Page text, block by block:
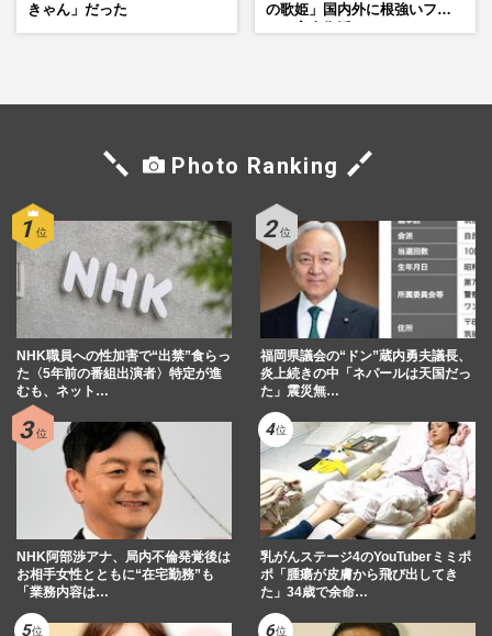
きゃん」だった
の歌姫」国内外に根強いファ
Photo Ranking
NHK職員への性加害で“出禁”食らっ
た〈5年前の番組出演者〉特定が進
むも、ネット…
福岡県議会の“ドン”蔵内勇夫議長、
炎上続きの中「ネパールは天国だっ
た」震災無…
NHK阿部渉アナ、局内不倫発覚後は
お相手女性とともに“在宅勤務”も
「業務内容は…
乳がんステージ4のYouTuberミミポ
ポ「腫瘍が皮膚から飛び出してき
た」34歳で余命…